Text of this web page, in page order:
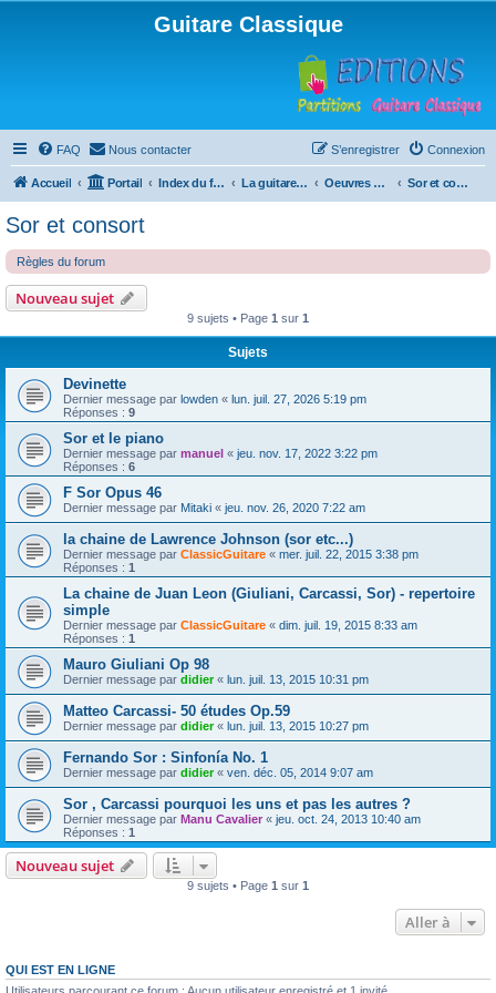
Guitare Classique
FAQ Nous contacter Connexion
S’enregistrer
Accueil Portail Index du forum La guitare : instrument, cours et théorie Oeuvres à la loupe Sor et consort
Sor et consort
Règles du forum
Nouveau sujet
9 sujets • Page 1 sur 1
Sujets
Devinette
Dernier message par lowden « lun. juil. 27, 2026 5:19 pm
Réponses : 9
Sor et le piano
Dernier message par manuel « jeu. nov. 17, 2022 3:22 pm
Réponses : 6
F Sor Opus 46
Dernier message par Mitaki « jeu. nov. 26, 2020 7:22 am
la chaine de Lawrence Johnson (sor etc...)
Dernier message par ClassicGuitare « mer. juil. 22, 2015 3:38 pm
Réponses : 1
La chaine de Juan Leon (Giuliani, Carcassi, Sor) - repertoire
simple
Dernier message par ClassicGuitare « dim. juil. 19, 2015 8:33 am
Réponses : 1
Mauro Giuliani Op 98
Dernier message par didier« lun. juil. 13, 2015 10:31 pm
Matteo Carcassi- 50 études Op.59
Dernier message par didier« lun. juil. 13, 2015 10:27 pm
Fernando Sor : Sinfonía No. 1
Dernier message par didier« ven. déc. 05, 2014 9:07 am
Sor , Carcassi pourquoi les uns et pas les autres ?
Dernier message par Manu Cavalier « jeu. oct. 24, 2013 10:40 am
Réponses : 1
Nouveau sujet
9 sujets • Page 1 sur 1
Aller à
QUI EST EN LIGNE